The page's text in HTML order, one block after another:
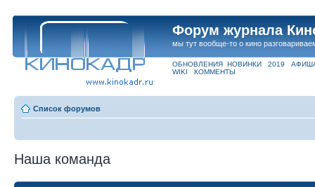
Форум журнала
мы тут вообще-то о кино
ОБНОВЛЕНИЯ НОВИНКИ 2019
WIKI
КОММЕНТЫ
Список форумов
Наша команда